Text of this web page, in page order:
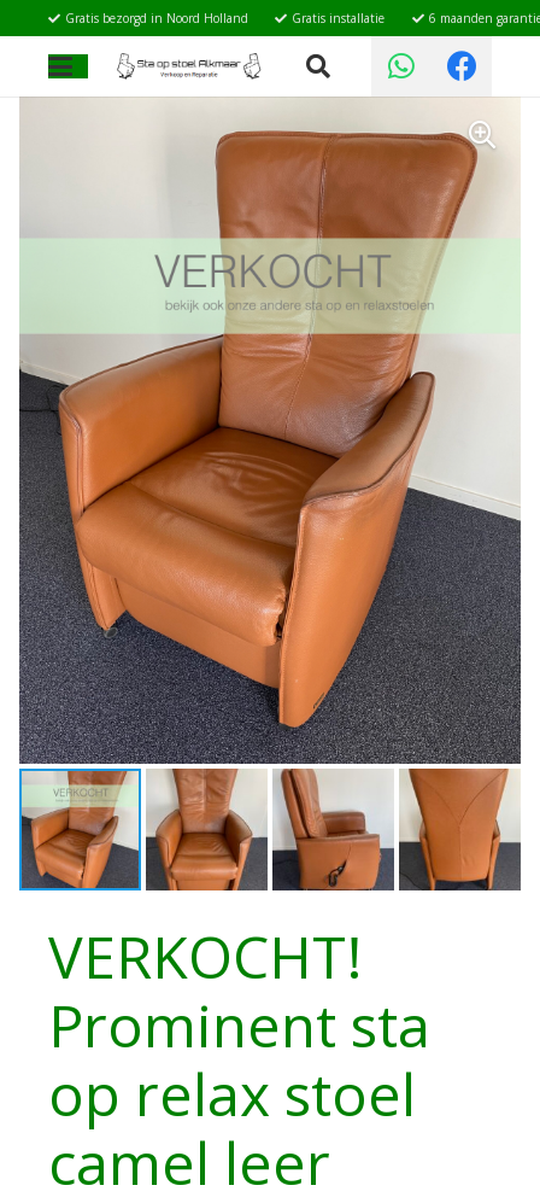
Gratis bezorgd in Noord Holland Gratis installatie 6 maanden
VERKOCHT!
Prominent sta
op relax stoel
camel leer